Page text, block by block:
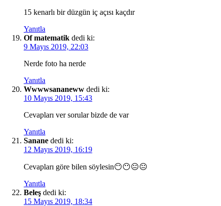
15 kenarlı bir düzgün iç açısı kaçdır
Yanıtla
Of matematik dedi ki:
9 Mayıs 2019, 22:03
Nerde foto ha nerde
Yanıtla
Wwwwsananeww dedi ki:
10 Mayıs 2019, 15:43
Cevapları ver sorular bizde de var
Yanıtla
Sanane dedi ki:
12 Mayıs 2019, 16:19
Cevapları göre bilen söylesin😶😶😐😐
Yanıtla
Beleş dedi ki:
15 Mayıs 2019, 18:34